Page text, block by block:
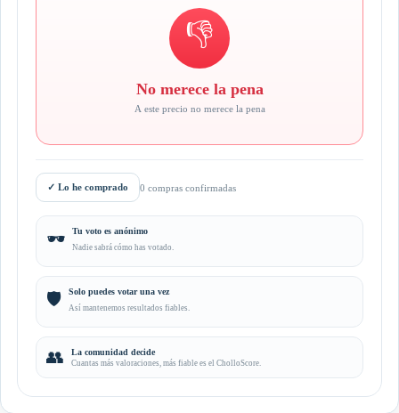
👎
No merece la pena
A este precio no merece la pena
✓ Lo he comprado 0 compras confirmadas
🕶️ Tu voto es anónimo
Nadie sabrá cómo has votado.
🛡️ Solo puedes votar una vez
Así mantenemos resultados fiables.
👥 La comunidad decide
Cuantas más valoraciones, más fiable es el CholloScore.